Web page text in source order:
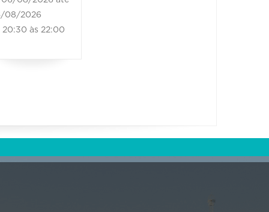
08/2026
às 22:00